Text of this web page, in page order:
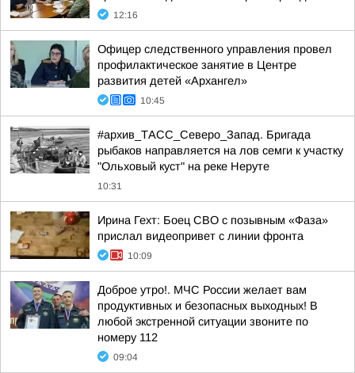
12:16
Офицер следственного управления провел
профилактическое занятие в Центре
развития детей «Архангел»
10:45
#архив_ТАСС_Северо_Запад. Бригада
рыбаков направляется на лов семги к участку
"Ольховый куст" на реке Неруте
10:31
Ирина Гехт: Боец СВО с позывным «Фаза»
прислал видеопривет с линии фронта
10:09
Доброе утро!. МЧС России желает вам
продуктивных и безопасных выходных! В
любой экстренной ситуации звоните по
номеру 112
09:04